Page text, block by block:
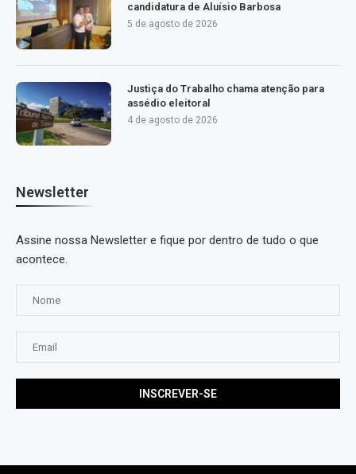
candidatura de Aluísio Barbosa
5 de agosto de 2026
Justiça do Trabalho chama atenção para
assédio eleitoral
4 de agosto de 2026
Newsletter
Assine nossa Newsletter e fique por dentro de tudo o que
acontece.